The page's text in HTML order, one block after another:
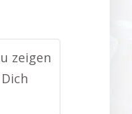
zeigen